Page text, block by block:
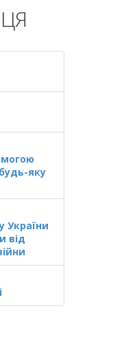
яку
України
від